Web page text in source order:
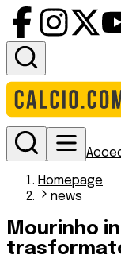
Homepage
news
Mourinho